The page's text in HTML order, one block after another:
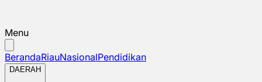
Menu
BerandaRiauNasionalPendidikan
DAERAH